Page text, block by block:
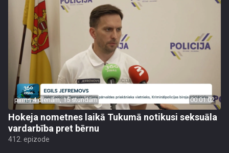
pirms 4 dienām, 15 stundām 00:01:02
Hokeja nometnes laikā Tukumā notikusi seksuāla
vardarbība pret bērnu
412. epizode